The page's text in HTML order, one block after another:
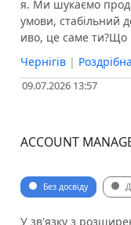
я. Ми шукаємо
умови, стабільний
иво, це саме ти?Що
Чернігів |
09.07.2026 13:57
ACCOUNT
Без досвіду
У зв'язку з